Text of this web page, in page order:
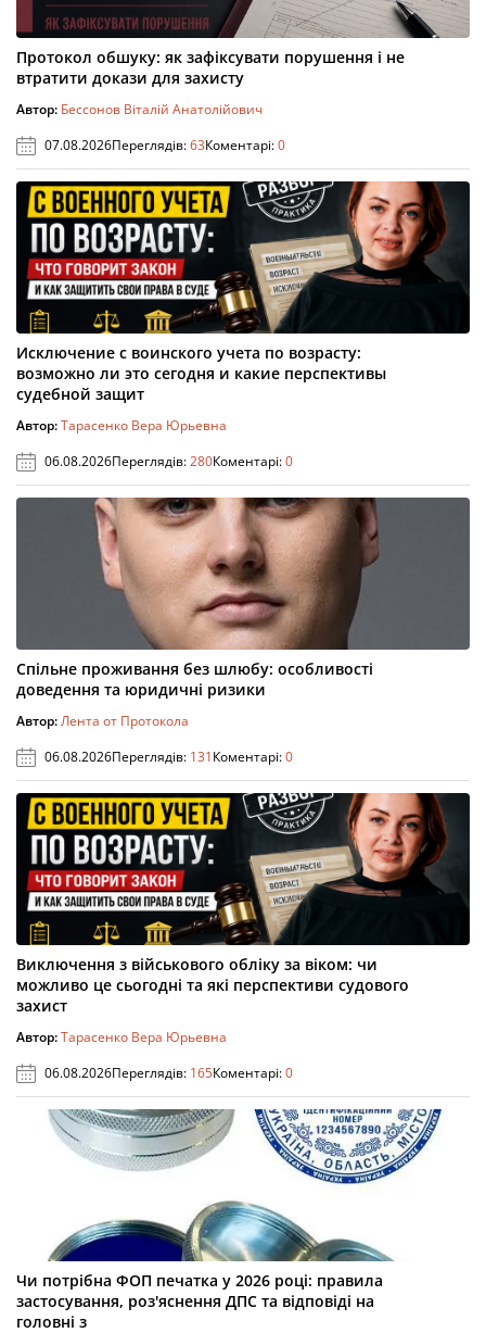
Протокол обшуку: як зафіксувати порушення і не
втратити докази для захисту
Автор: Бессонов Віталій Анатолійович
07.08.2026Переглядів:63Коментарі:0
Исключение с воинского учета по возрасту:
возможно ли это сегодня и какие перспективы
судебной защит
Автор:Тарасенко Вера Юрьевна
06.08.2026Переглядів:280Коментарі:0
Спільне проживання без шлюбу: особливості
доведення та юридичні ризики
Автор:Лента от Протокола
06.08.2026Переглядів: 131Коментарі:0
Виключення з військового обліку за віком: чи
можливо це сьогодні та які перспективи судового
захист
Автор:Тарасенко Вера Юрьевна
06.08.2026Переглядів: 165Коментарі:0
Чи потрібна ФОП печатка у 2026 році: правила
застосування, роз'яснення ДПС та відповіді на
головні з